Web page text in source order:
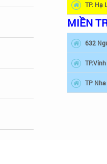
TP. Hạ
MIỀN
632
TP